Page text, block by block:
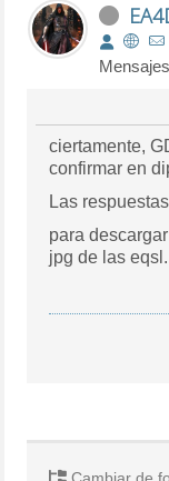
ciertamente,
confirmar en
Las
para
jpg de las eqsl.